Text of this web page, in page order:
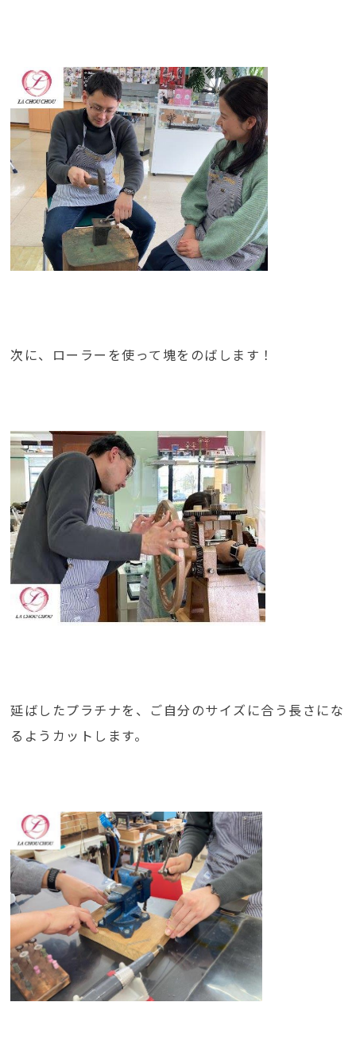
次に、ローラーを使って塊をのばします！
延ばしたプラチナを、ご自分のサイズに合う長さにな
るようカットします。